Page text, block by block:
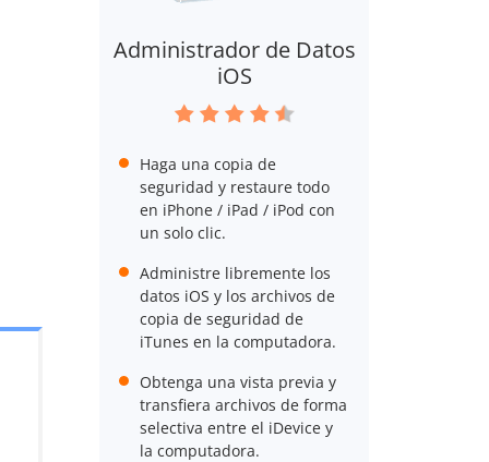
Administrador de Datos
iOS
Haga una copia de
seguridad y restaure todo
en iPhone / iPad / iPod con
un solo clic.
Administre libremente los
datos iOS y los archivos de
copia de seguridad de
iTunes en la computadora.
Obtenga una vista previa y
transfiera archivos de forma
selectiva entre el iDevice y
la computadora.